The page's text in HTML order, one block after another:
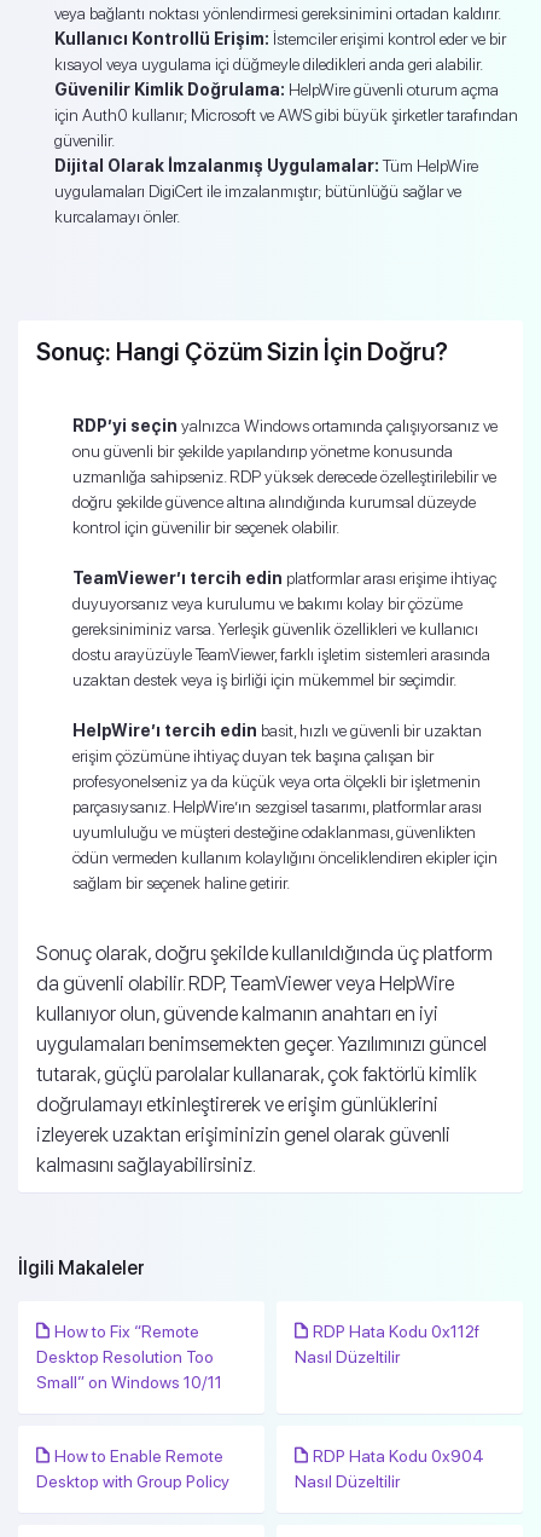
veya bağlantı noktası yönlendirmesi gereksinimini ortadan kaldırır.
Kullanıcı Kontrollü Erişim: İstemciler erişimi kontrol eder ve bir
kısayol veya uygulama içi düğmeyle diledikleri anda geri alabilir.
Güvenilir Kimlik Doğrulama: HelpWire güvenli oturum açma
için Auth0 kullanır; Microsoft ve AWS gibi büyük şirketler tarafından
güvenilir.
Dijital Olarak İmzalanmış Uygulamalar:Tüm HelpWire
uygulamaları DigiCert ile imzalanmıştır; bütünlüğü sağlar ve
kurcalamayı önler.
Sonuç: Hangi Çözüm Sizin İçin Doğru?
RDP’yi seçin yalnızca Windows ortamında çalışıyorsanız ve
onu güvenli bir şekilde yapılandırıp yönetme konusunda
uzmanlığa sahipseniz. RDP yüksek derecede özelleştirilebilir ve
doğru şekilde güvence altına alındığında kurumsal düzeyde
kontrol için güvenilir bir seçenek olabilir.
TeamViewer’ı tercih edin platformlar arası erişime ihtiyaç
duyuyorsanız veya kurulumu ve bakımı kolay bir çözüme
gereksiniminiz varsa. Yerleşik güvenlik özellikleri ve kullanıcı
dostu arayüzüyle TeamViewer, farklı işletim sistemleri arasında
uzaktan destek veya iş birliği için mükemmel bir seçimdir.
HelpWire’ı tercih edin basit, hızlı ve güvenli bir uzaktan
erişim çözümüne ihtiyaç duyan tek başına çalışan bir
profesyonelseniz ya da küçük veya orta ölçekli bir işletmenin
parçasıysanız. HelpWire’ın sezgisel tasarımı, platformlar arası
uyumluluğu ve müşteri desteğine odaklanması, güvenlikten
ödün vermeden kullanım kolaylığını önceliklendiren ekipler için
sağlam bir seçenek haline getirir.
Sonuç olarak, doğru şekilde kullanıldığında üç platform
da güvenli olabilir. RDP, TeamViewer veya HelpWire
kullanıyor olun, güvende kalmanın anahtarı en iyi
uygulamaları benimsemekten geçer. Yazılımınızı güncel
tutarak, güçlü parolalar kullanarak, çok faktörlü kimlik
doğrulamayı etkinleştirerek ve erişim günlüklerini
izleyerek uzaktan erişiminizin genel olarak güvenli
kalmasını sağlayabilirsiniz.
İlgili Makaleler
How to Fix “Remote
Desktop Resolution Too
Small” on Windows 10/11
RDP Hata Kodu 0x112f
Nasıl Düzeltilir
How to Enable Remote
Desktop with Group Policy
RDP Hata Kodu 0x904
Nasıl Düzeltilir